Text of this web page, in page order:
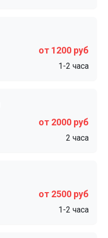
от 1200 руб
1-2 часа
от 2000 руб
2 часа
от 2500 руб
1-2 часа